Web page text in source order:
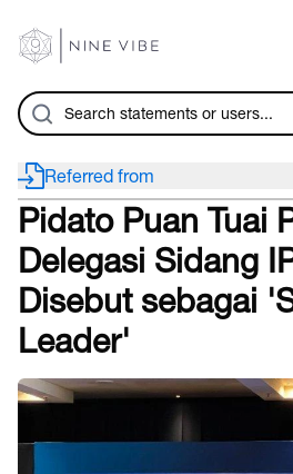
Pidato Puan Tuai
Delegasi Sidang
Disebut sebagai
Leader'
Referred from